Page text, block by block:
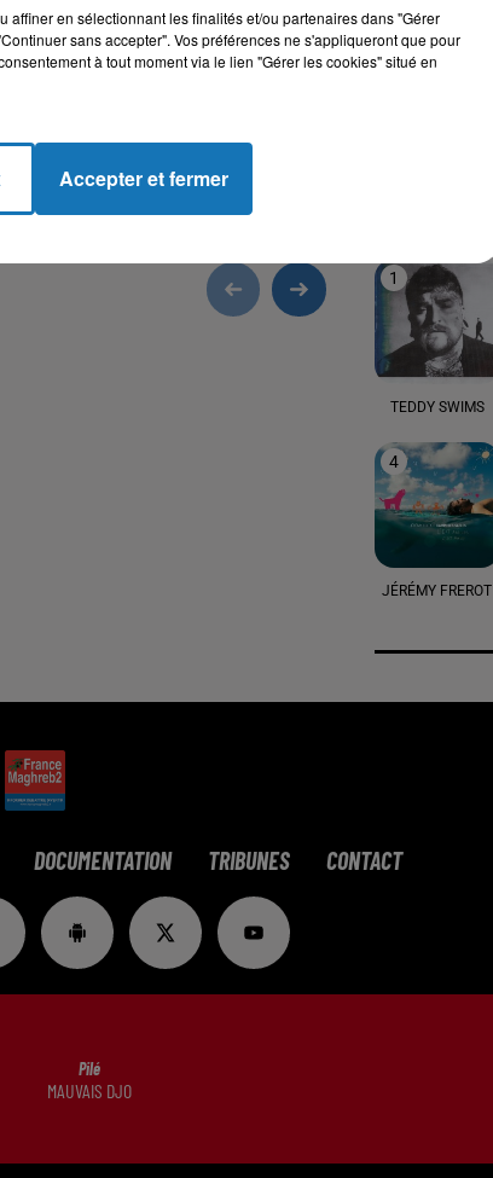
1
TEDDY SWIMS
4
JÉRÉMY FREROT
DOCUMENTATION TRIBUNES CONTACT
Pilé
MAUVAIS DJO
affiner en sélectionnant les finalités et/ou partenaires dans "Gérer
sans accepter". Vos préférences ne s'appliqueront que pour
à tout moment via le lien "Gérer les cookies" situé en
Accepter et fermer